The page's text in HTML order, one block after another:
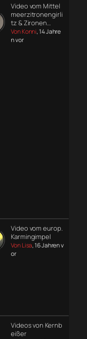
Video vom Mittel
meerzitronengirli
tz & Zironen…
Von Konni, 14 Jahre
n vor
Video vom europ.
Karmingimpel
Von Lisa, 16 Jahren v
or
Videos von Kernb
eißer